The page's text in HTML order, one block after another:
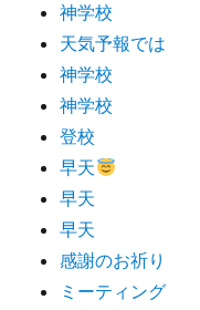
神学校
天気予報では
神学校
神学校
登校
早天
早天
早天
感謝のお祈り
ミーティング